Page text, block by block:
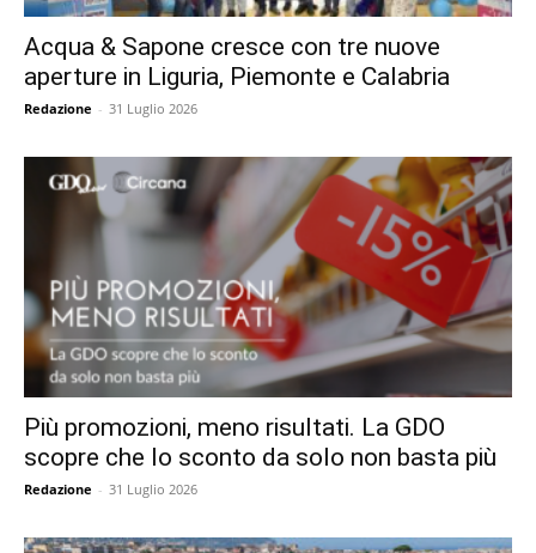
Acqua & Sapone cresce con tre nuove
aperture in Liguria, Piemonte e Calabria
Redazione - 31 Luglio 2026
Più promozioni, meno risultati. La GDO
scopre che lo sconto da solo non basta più
Redazione - 31 Luglio 2026